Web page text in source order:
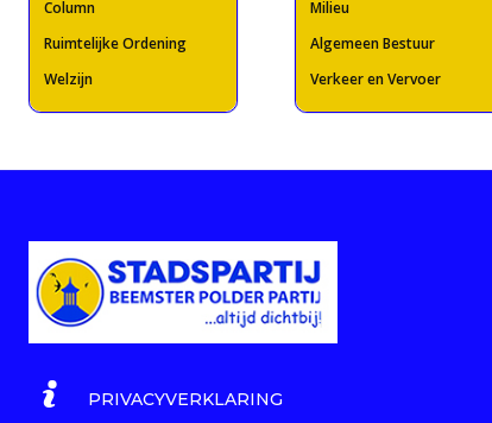
Column
Ruimtelijke Ordening
Welzijn
Milieu
Algemeen Bestuur
Verkeer en Vervoer
PRIVACYVERKLARING